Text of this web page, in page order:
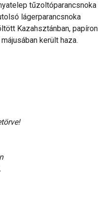
tűzoltóparancsnoka
lágerparancsnoka
Kazahsztánban, papíron
került haza.